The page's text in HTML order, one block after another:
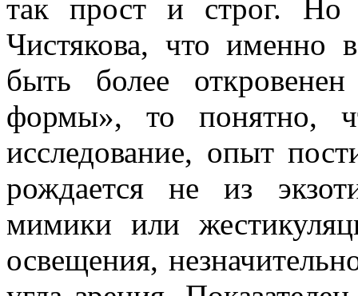
так прост и строг. Но
Чистякова, что именно
быть более
формы», то понятно,
исследование, опыт
рождается не из
мимики или
освещения,